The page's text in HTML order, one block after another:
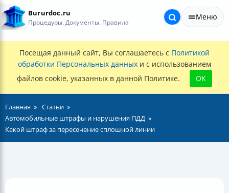
Bururdoc.ru
Процедуры. Документы. Правила
Меню
Посещая данный сайт, Вы соглашаетесь с Политикой
обработки Персональных данных и с использованием
файлов cookie, указанных в данной Политике.
OK
Главная
Статьи
Автомобильные штрафы и нарушения ПДД
Какой штраф за пересечение сплошной линии